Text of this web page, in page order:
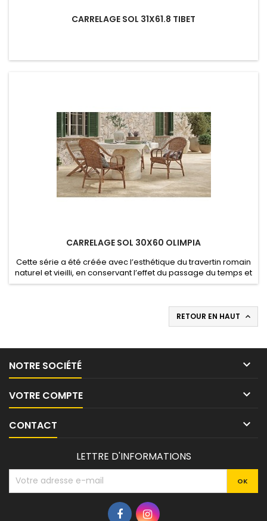
CARRELAGE SOL 31X61.8 TIBET
CARRELAGE SOL 30X60 OLIMPIA
Cette série a été créée avec l’esthétique du travertin romain
naturel et vieilli, en conservant l’effet du passage du temps et
sa couleur d’origine, et en obtenant un produit unique pour
RETOUR EN HAUT 
NOTRE SOCIÉTÉ 
VOTRE COMPTE 
CONTACT 
LETTRE D'INFORMATIONS